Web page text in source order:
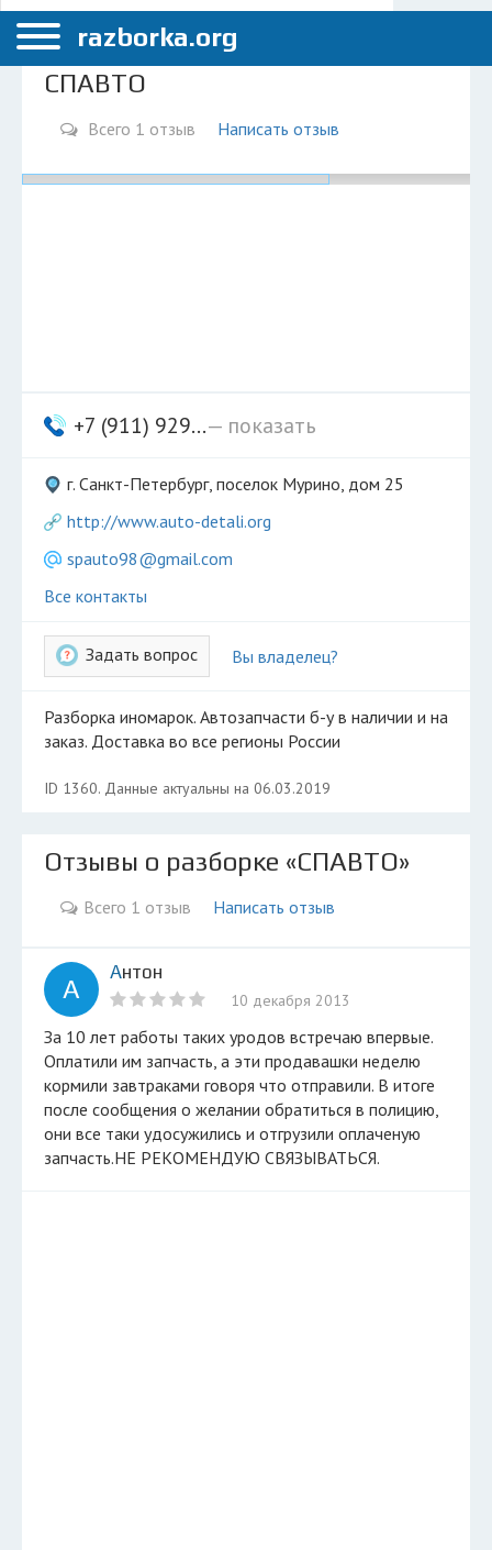
Главная
Каталог разборок
Разместить рекламу
Техподдержка
© 2026 Все права защищены
Санкт-Петербург
СПАВТО
Всего 1 отзыв Написать отзыв
+7 (911) 929...— показать
г. Санкт-Петербург, поселок Мурино, дом 25
http://www.auto-detali.org
spauto98@gmail.com
Все контакты
Задать вопрос Вы владелец?
Разборка иномарок. Автозапчасти б-у в наличии и на
заказ. Доставка во все регионы России
ID 1360. Данные актуальны на 06.03.2019
Отзывы о разборке «СПАВТО»
Всего 1 отзыв Написать отзыв
А
Антон
10 декабря 2013
За 10 лет работы таких уродов встречаю впервые.
Оплатили им запчасть, а эти продавашки неделю
кормили завтраками говоря что отправили. В итоге
после сообщения о желании обратиться в полицию,
они все таки удосужились и отгрузили оплаченую
запчасть.НЕ РЕКОМЕНДУЮ СВЯЗЫВАТЬСЯ.
razborka.org